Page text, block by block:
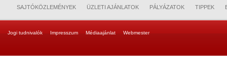
SAJTÓKÖZLEMÉNYEK ÜZLETI AJÁNLATOK PÁLYÁZATOK TIPPEK
Jogi tudnivalók Impresszum Médiaajánlat Webmester